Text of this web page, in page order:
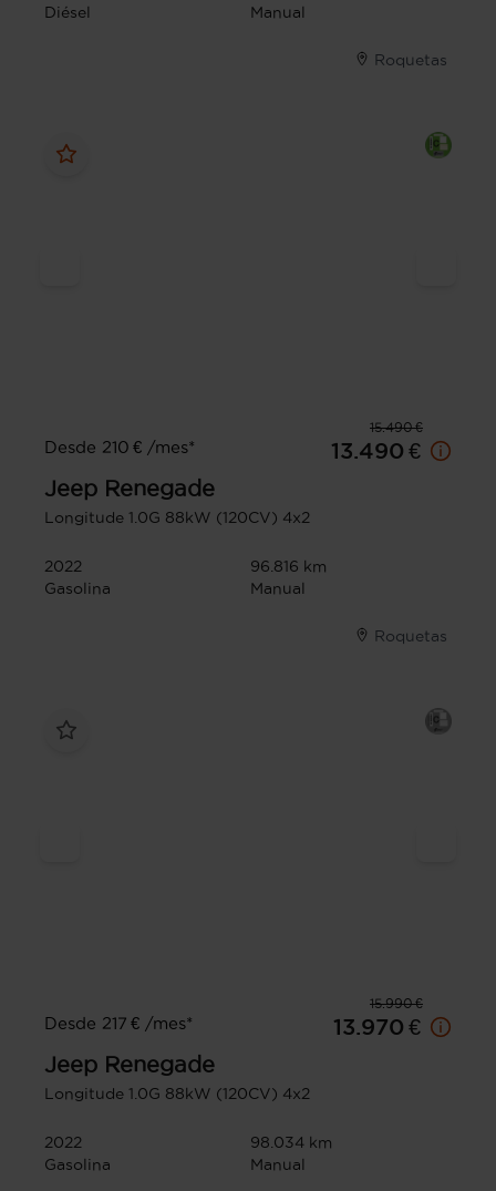
Diésel
Manual
Roquetas
15.490 €
Desde 210 € /mes*
13.490 €
Jeep Renegade
Longitude 1.0G 88kW (120CV) 4x2
2022
96.816 km
Gasolina
Manual
Roquetas
15.990 €
Desde 217 € /mes*
13.970 €
Jeep Renegade
Longitude 1.0G 88kW (120CV) 4x2
2022
98.034 km
Gasolina
Manual